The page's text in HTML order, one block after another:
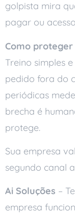
golpista mira
pagar ou
Como
Treino simples
pedido fora do
periódicas
brecha é
protege.
Sua empresa
segundo canal
Ai Soluções –
empresa